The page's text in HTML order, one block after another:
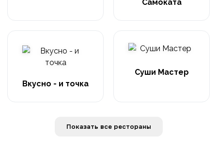
Самоката
Вкусно - и точка
Суши Мастер
Показать все рестораны